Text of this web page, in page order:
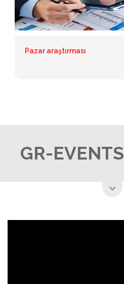
Pazar araştırması
GR-EVENTS